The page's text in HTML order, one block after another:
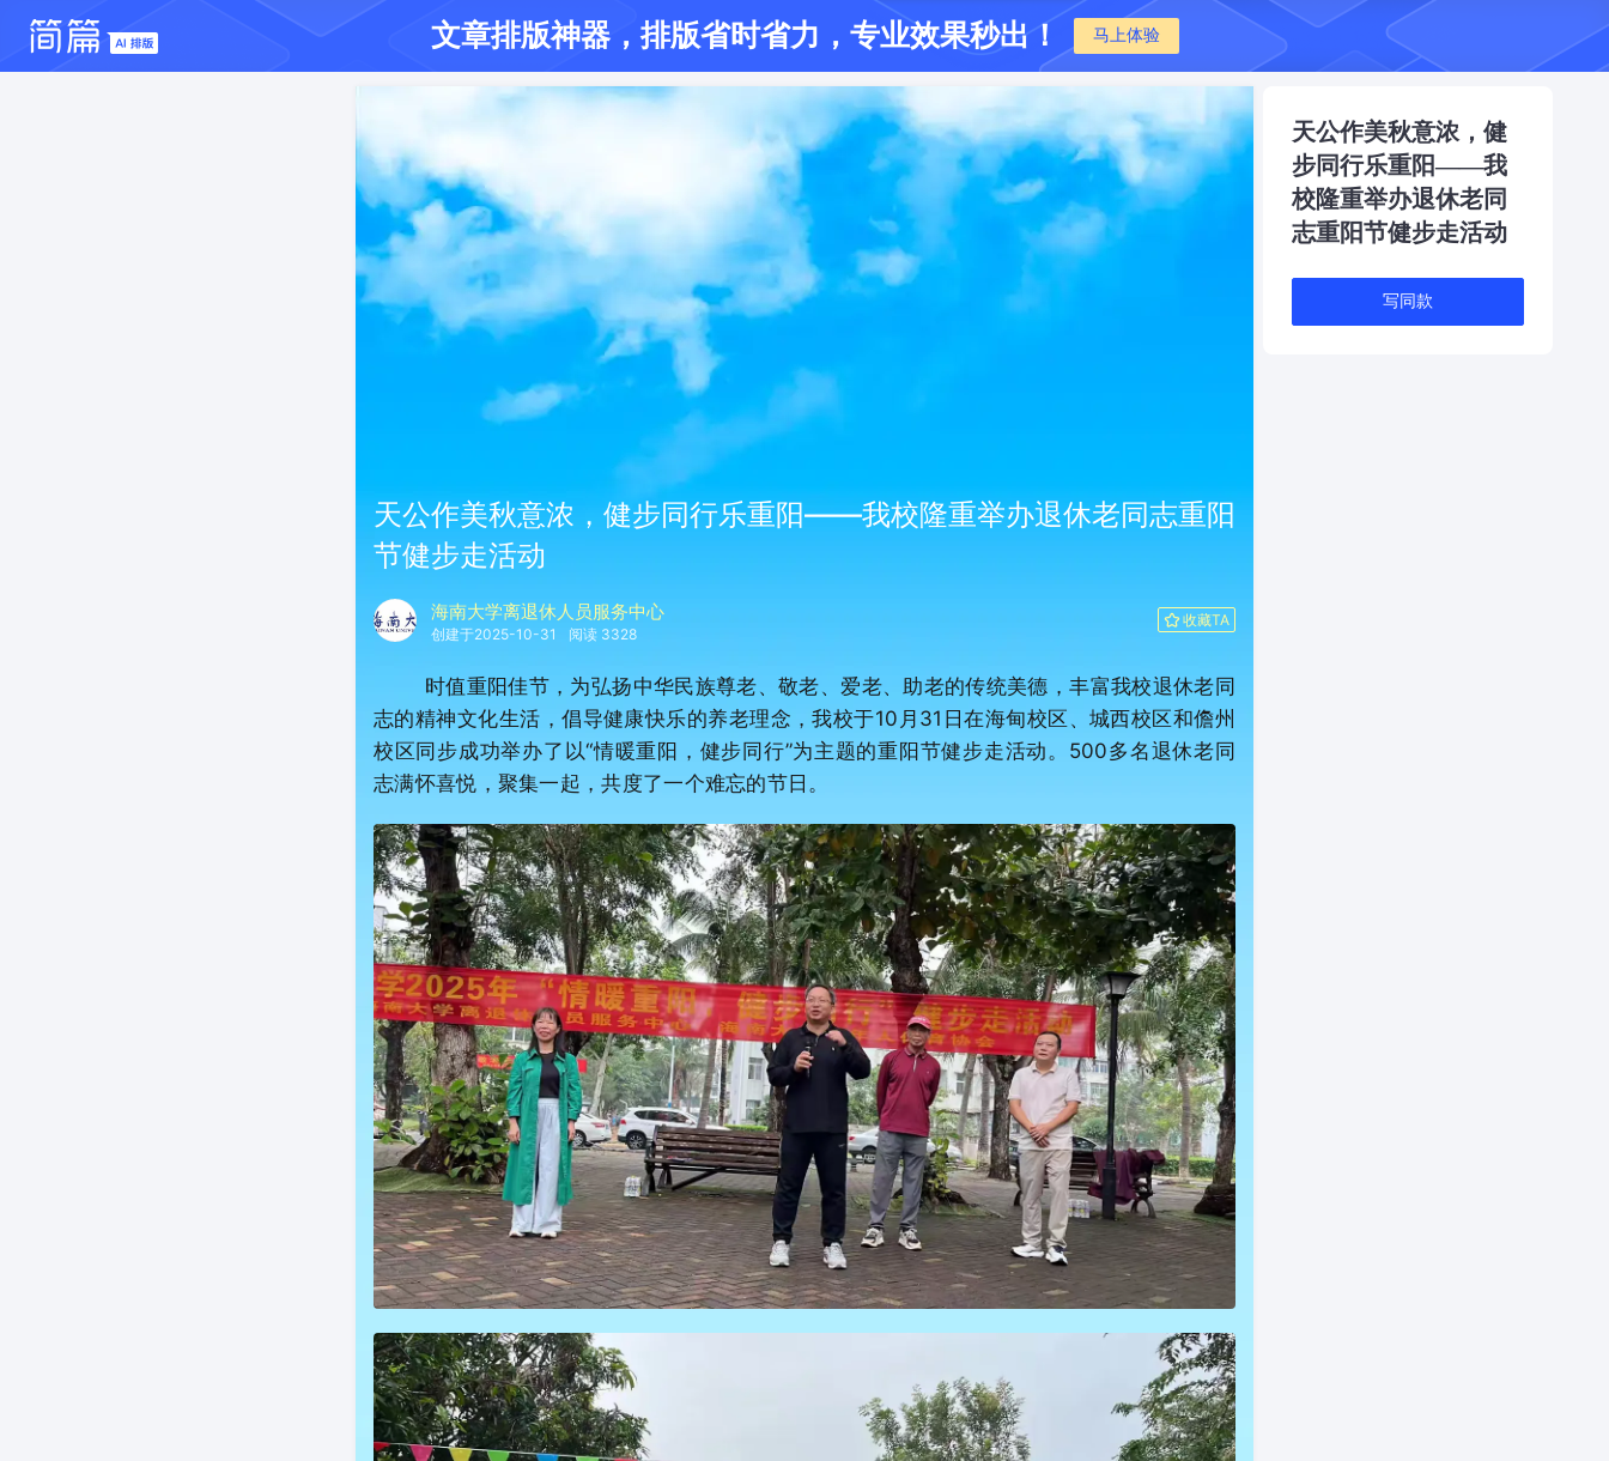
天公作美秋意浓，健步同行乐重阳——我校隆重举办退休老同志重阳
节健步走活动
海南大学离退休人员服务中心
创建于2025-10-31 阅读 3328
收藏TA
时值重阳佳节，为弘扬中华民族尊老、敬老、爱老、助老的传统美德，丰富我校退休老同
志的精神文化生活，倡导健康快乐的养老理念，我校于10月31日在海甸校区、城西校区和儋州
校区同步成功举办了以“情暖重阳，健步同行”为主题的重阳节健步走活动。500多名退休老同
志满怀喜悦，聚集一起，共度了一个难忘的节日。
文章排版神器，排版省时省力 ，专业效果秒出！ 马上体验
天公作美秋意浓，健
步同行乐重阳——我
校隆重举办退休老同
志重阳节健步走活动
写同款